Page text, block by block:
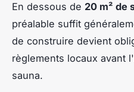
En dessous de 20 m² de
préalable suffit
de construire devient
règlements locaux avant
sauna.